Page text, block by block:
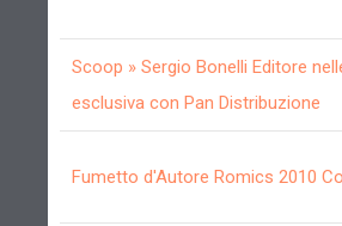
Scoop » Sergio Bonelli Editore
esclusiva con Pan Distribuzione
Fumetto d'Autore Romics 2010